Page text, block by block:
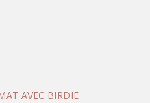
AVEC BIRDIE